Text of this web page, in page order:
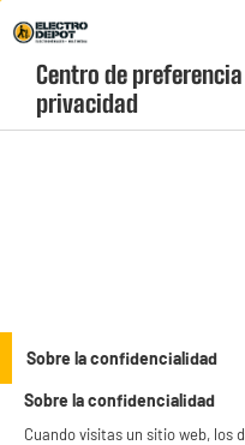
Menú
Centro de
privacidad
Sobre la confidencialidad
Sobre la confidencialidad
Cuando visitas un sitio web, los